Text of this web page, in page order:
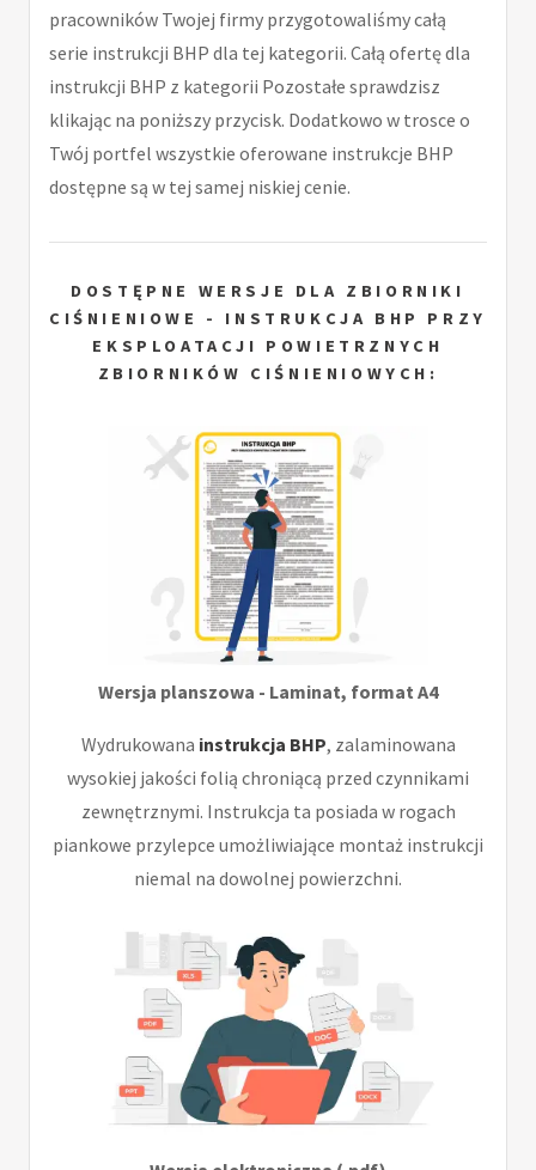
pracowników Twojej firmy przygotowaliśmy całą
serie instrukcji BHP dla tej kategorii. Całą ofertę dla
instrukcji BHP z kategorii Pozostałe sprawdzisz
klikając na poniższy przycisk. Dodatkowo w trosce o
Twój portfel wszystkie oferowane instrukcje BHP
dostępne są w tej samej niskiej cenie.
DOSTĘPNE WERSJE DLA ZBIORNIKI
CIŚNIENIOWE - INSTRUKCJA BHP PRZY
EKSPLOATACJI POWIETRZNYCH
ZBIORNIKÓW CIŚNIENIOWYCH:
Wersja planszowa - Laminat, format A4
Wydrukowana instrukcja BHP, zalaminowana
wysokiej jakości folią chroniącą przed czynnikami
zewnętrznymi. Instrukcja ta posiada w rogach
piankowe przylepce umożliwiające montaż instrukcji
niemal na dowolnej powierzchni.